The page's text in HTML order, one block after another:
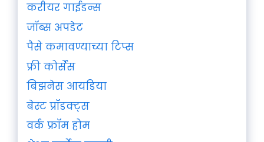
करीयर गाईडन्स
जॉब्स अपडेट
पैसे कमावण्याच्या टिप्स
फ्री कोर्सेस
बिझनेस आयडिया
बेस्ट प्रॉडक्ट्स
वर्क फ्रॉम होम